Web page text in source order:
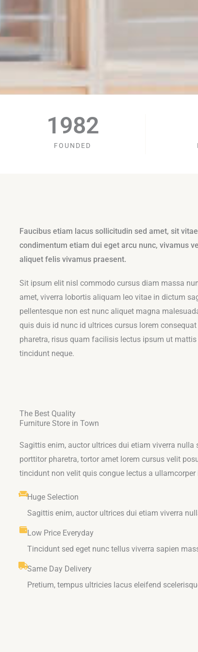
FOUNDED
1982
Faucibus etiam lacus sollicitudin sed amet, sit
condimentum etiam dui eget arcu nunc, vivamus
aliquet felis vivamus praesent.
Sit ipsum elit nisl commodo cursus diam massa
amet, viverra lobortis aliquam leo vitae in dictum
pellentesque non est nunc aliquet magna
quis duis id nunc id ultrices cursus lorem
pharetra, risus quam facilisis lectus ipsum ut
tincidunt neque.
The Best Quality
Furniture Store in Town
Sagittis enim, auctor ultrices dui etiam viverra nulla
porttitor pharetra, tortor amet lorem cursus velit
tincidunt non velit quis congue lectus a ullamcorper
Huge Selection
Sagittis enim, auctor ultrices dui etiam viverra
Low Price Everyday
Tincidunt sed eget nunc tellus viverra sapien
Same Day Delivery
Pretium, tempus ultricies lacus eleifend